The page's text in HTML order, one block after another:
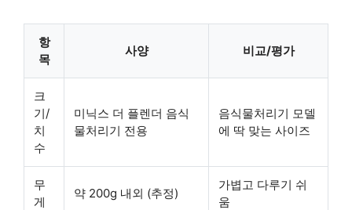
항
목
사양 비교/평가
크
기/
치
수
미닉스 더 플렌더 음식
물처리기 전용
음식물처리기 모델
에 딱 맞는 사이즈
무
게
약 200g 내외 (추정)
가볍고 다루기 쉬
움